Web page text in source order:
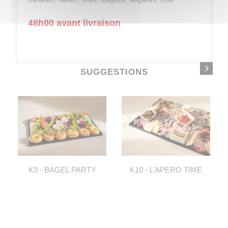
48h00 avant livraison
SUGGESTIONS
K9 - BAGEL PARTY K10 - L’APÉRO TIME